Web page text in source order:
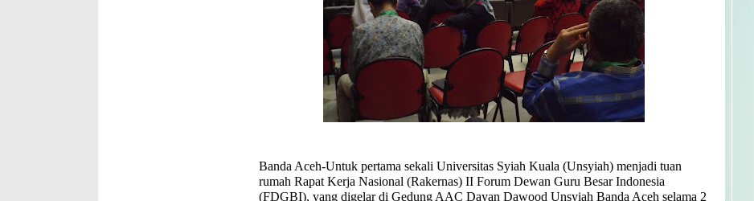
Banda Aceh-Untuk pertama sekali Universitas Syiah Kuala (Unsyiah) menjadi tuan
rumah Rapat Kerja Nasional (Rakernas) II Forum Dewan Guru Besar Indonesia
(FDGBI), yang digelar di Gedung AAC Dayan Dawood Unsyiah Banda Aceh selama 2